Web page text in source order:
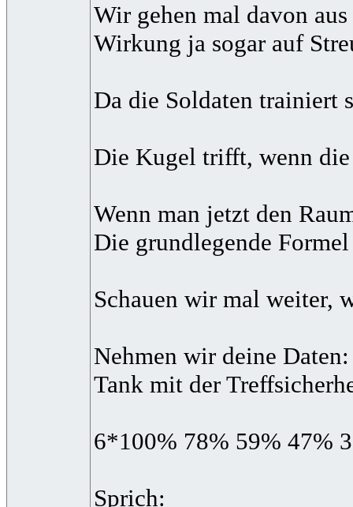
Wir gehen mal davon
Wirkung ja sogar auf
Da die Soldaten trainiert
Die Kugel trifft, wenn
Wenn man jetzt den
Die grundlegende
Schauen wir mal weiter,
Nehmen wir deine Daten:
Tank mit der
6*100% 78% 59% 47%
Sprich: